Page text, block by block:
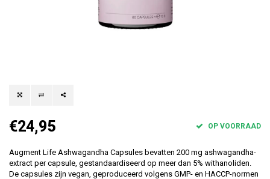
€24,95 OP VOORRAAD
Augment Life Ashwagandha Capsules bevatten 200 mg ashwagandha-
extract per capsule, gestandaardiseerd op meer dan 5% withanoliden.
De capsules zijn vegan, geproduceerd volgens GMP- en HACCP-normen